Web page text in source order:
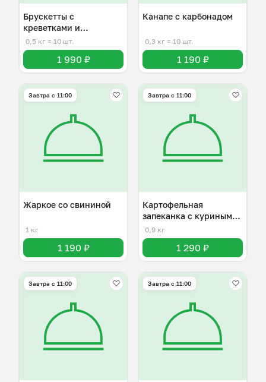
Брускетты с
креветками и
карамелизованной
грушей
0,5 кг ≈ 10 шт.
1 990 ₽
Канапе с карбонадом
0,3 кг ≈ 10 шт.
1 190 ₽
Завтра c 11:00
Жаркое со свининой
1 кг
1 190 ₽
Завтра c 11:00
Картофельная
запеканка с куриным
фаршем
0,9 кг
1 290 ₽
Завтра c 11:00 Завтра c 11:00